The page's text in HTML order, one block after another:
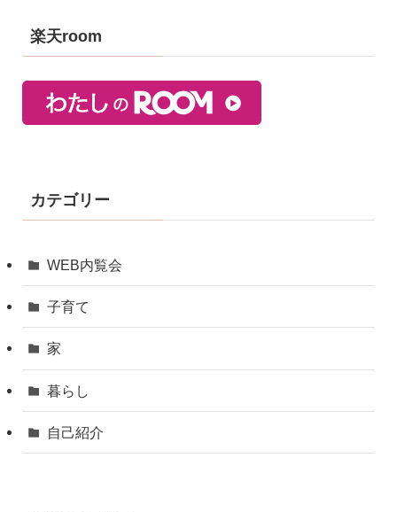
楽天room
カテゴリー
WEB内覧会
子育て
家
暮らし
自己紹介